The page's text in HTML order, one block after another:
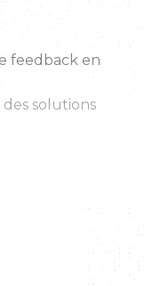
feedback en
solutions